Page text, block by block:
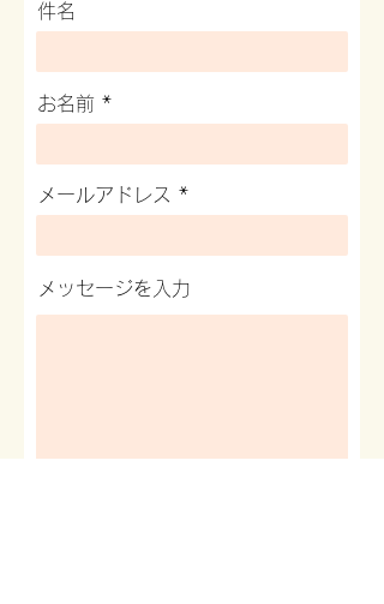
件名
お名前
メールアドレス
メッセージを入力